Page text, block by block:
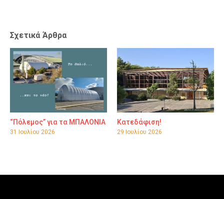
Σχετικά Άρθρα
“Πόλεμος” για τα ΜΠΑΛΟΝΙΑ
31 Ιουλίου 2026
Κατεδάφιση!
29 Ιουλίου 2026